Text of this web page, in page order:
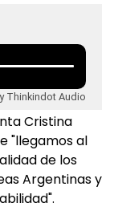
Thinkindot Audio
Cristina
"llegamos al
de los
Argentinas y